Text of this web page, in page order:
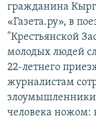
БИЗ ЖАНА ДҮЙНӨ
ДАНИСТЕ
ЭЖЕ-СИҢДИЛЕР
АЗАТТЫК+
ЫҢГАЙСЫЗ
Русский
ОНЛАЙН ШЕРИНЕ
гражданина
«Газета.ру», в
"Крестьянской
молодых людей
22-летнего
журналистам
злоумышленники
человека ножом: